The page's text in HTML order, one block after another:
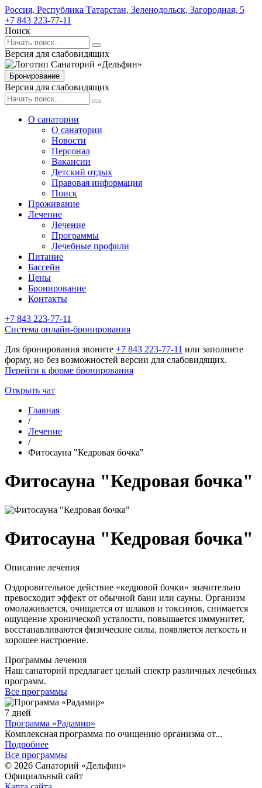
Россия, Республика Татарстан, Зеленодольск, Загородная, 5
+7 843 223-77-11
Поиск
Версия для слабовидящих
Бронирование
Версия для слабовидящих
О санатории
О санатории
Новости
Персонал
Вакансии
Детский отдых
Правовая информация
Поиск
Проживание
Лечение
Лечение
Программы
Лечебные профили
Питание
Бассейн
Цены
Бронирование
Контакты
+7 843 223-77-11
Cистема онлайн-бронирования
Для бронирования звоните +7 843 223-77-11 или заполните
форму, но без возможностей версии для слабовидящих.
Перейти к форме бронирования
Открыть чат
Главная
/
Лечение
/
Фитосауна "Кедровая бочка"
Фитосауна "Кедровая бочка"
Фитосауна "Кедровая бочка"
Описание лечения
Оздоровительное действие «кедровой бочки» значительно
превосходит эффект от обычной бани или сауны. Организм
омолаживается, очищается от шлаков и токсинов, снимается
ощущение хронической усталости, повышается иммунитет,
восстанавливаются физические силы, появляется легкость и
хорошее настроение.
Программы лечения
Наш санаторий предлагает целый спектр различных лечебных
программ.
Все программы
7 дней
Программа «Радамир»
Комплексная программа по очищению организма от...
Подробнее
Все программы
© 2026 Cанаторий «Дельфин»
Официальный сайт